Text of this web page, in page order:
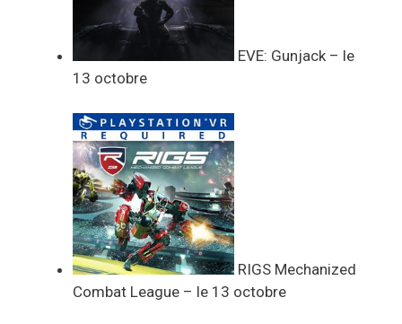
EVE: Gunjack – le
13 octobre
RIGS Mechanized
Combat League – le 13 octobre